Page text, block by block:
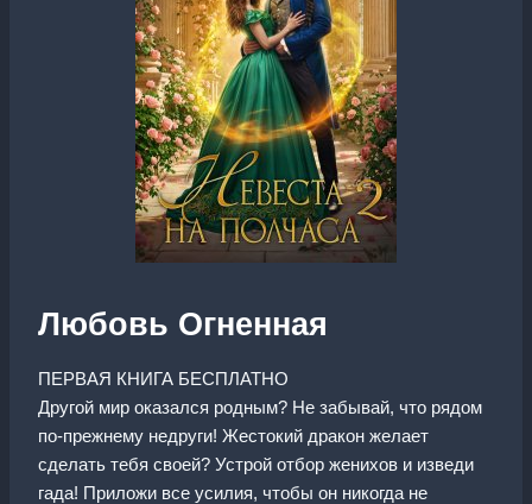
Любовь Огненная
ПЕРВАЯ КНИГА БЕСПЛАТНО
Другой мир оказался родным? Не забывай, что рядом
по-прежнему недруги! Жестокий дракон желает
сделать тебя своей? Устрой отбор женихов и изведи
гада! Приложи все усилия, чтобы он никогда не